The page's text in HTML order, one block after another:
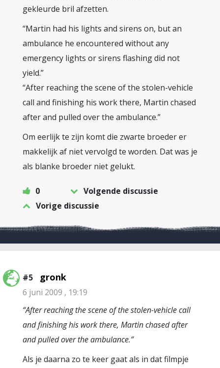
gekleurde bril afzetten.
“Martin had his lights and sirens on, but an
ambulance he encountered without any
emergency lights or sirens flashing did not
yield.”
“After reaching the scene of the stolen-vehicle
call and finishing his work there, Martin chased
after and pulled over the ambulance.”
Om eerlijk te zijn komt die zwarte broeder er
makkelijk af niet vervolgd te worden. Dat was je
als blanke broeder niet gelukt.
0
Volgende discussie
Vorige discussie
#5 gronk
6 juni 2009 , 19:19
“After reaching the scene of the stolen-vehicle call
and finishing his work there, Martin chased after
and pulled over the ambulance.”
Als je daarna zo te keer gaat als in dat filmpje